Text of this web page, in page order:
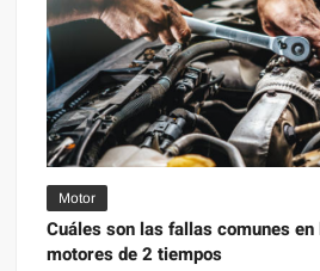
Motor
Cuáles son las fallas comunes
motores de 2 tiempos